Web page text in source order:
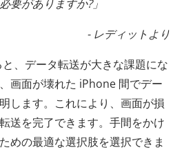
要がありますか?」
- レディットより
、データ転送が大きな課題にな
画面が壊れた iPhone 間でデー
します。これにより、画面が損
送を完了できます。手間をかけ
めの最適な選択肢を選択できま